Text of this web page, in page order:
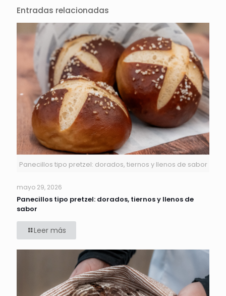
Entradas relacionadas
Panecillos tipo pretzel: dorados, tiernos y llenos de sabor
mayo 29, 2026
Panecillos tipo pretzel: dorados, tiernos y llenos de
sabor
Leer más